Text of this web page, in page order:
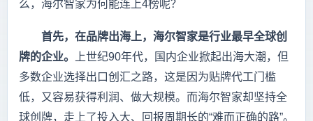
么，海尔智家为何能连上4榜呢？
首先，在品牌出海上，海尔智家是行业最早全球创
牌的企业。
上世纪90年代，国内企业掀起出海大潮，但
多数企业选择出口创汇之路，这是因为贴牌代工门槛
低，又容易获得利润、做大规模。而海尔智家却坚持全
球创牌，走上了投入大、回报周期长的“难而正确的路”。